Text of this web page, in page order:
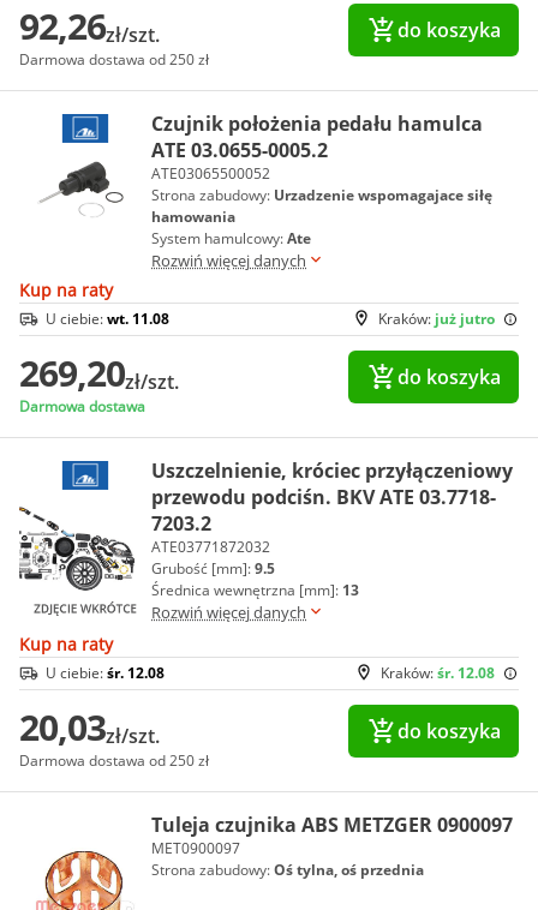
92,26zł/szt.
Darmowa dostawa od 250 zł
do koszyka
Czujnik położenia pedału hamulca
ATE 03.0655-0005.2
ATE03065500052
Strona zabudowy: Urzadzenie wspomagajace siłę
hamowania
System hamulcowy:Ate
Rozwiń więcej danych
Kup na raty
Kraków: już jutro
U ciebie:wt. 11.08
269,20zł/szt.
Darmowa dostawa
do koszyka
Uszczelnienie, króciec przyłączeniowy
przewodu podciśn. BKV ATE 03.7718-
7203.2
ATE03771872032
Grubość [mm]:9.5
Średnica wewnętrzna [mm]: 13
Rozwiń więcej danych
Kup na raty
Kraków:śr. 12.08
U ciebie:śr. 12.08
20,03zł/szt.
Darmowa dostawa od 250 zł
do koszyka
Tuleja czujnika ABS METZGER 0900097
MET0900097
Strona zabudowy:Oś tylna, oś przednia